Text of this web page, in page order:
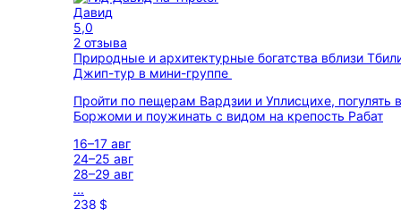
Давид
5,0
2 отзыва
Природные и архитектурные богатства вблизи
Джип-тур в мини-группе
Пройти по пещерам Вардзии и Уплисцихе, погулять в
Боржоми и поужинать с видом на крепость Рабат
16–17 авг
24–25 авг
28–29 авг
...
238 $